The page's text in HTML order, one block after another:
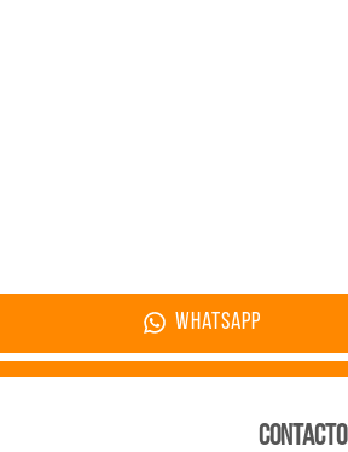
whatsapp
CONTACTO